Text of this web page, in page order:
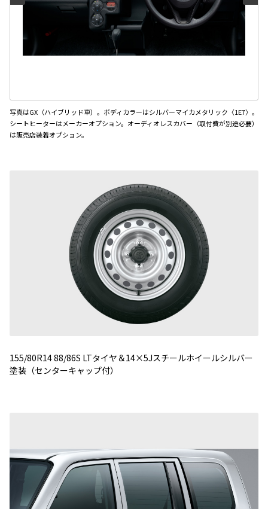
写真はGX（ハイブリッド車）。ボディカラーはシルバーマイカメタリック〈1E7〉。
シートヒーターはメーカーオプション。オーディオレスカバー（取付費が別途必要）
は販売店装着オプション。
155/80R14 88/86S LTタイヤ＆14×5Jスチールホイールシルバー
塗装（センターキャップ付）